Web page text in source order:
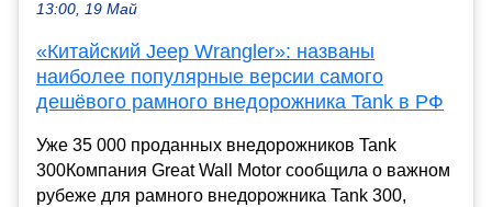
13:00, 19 Май
«Китайский Jeep Wrangler»: названы
наиболее популярные версии самого
дешёвого рамного внедорожника Tank в РФ
Уже 35 000 проданных внедорожников Tank
300Компания Great Wall Motor сообщила о важном
рубеже для рамного внедорожника Tank 300,